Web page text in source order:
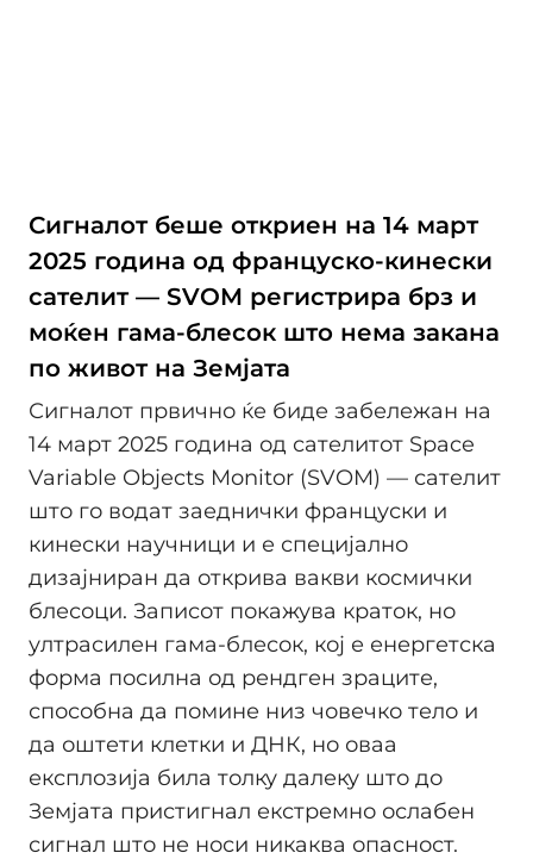
Сигналот беше откриен на 14 март
2025 година од француско-кинески
сателит — SVOM регистрира брз и
моќен гама-блесок што нема закана
по живот на Земјата
Сигналот првично ќе биде забележан на
14 март 2025 година од сателитот Space
Variable Objects Monitor (SVOM) — сателит
што го водат заеднички француски и
кинески научници и е специјално
дизајниран да открива вакви космички
блесоци. Записот покажува краток, но
ултрасилен гама-блесок, кој е енергетска
форма посилна од рендген зраците,
способна да помине низ човечко тело и
да оштети клетки и ДНК, но оваа
експлозија била толку далеку што до
Земјата пристигнал екстремно ослабен
сигнал што не носи никаква опасност.